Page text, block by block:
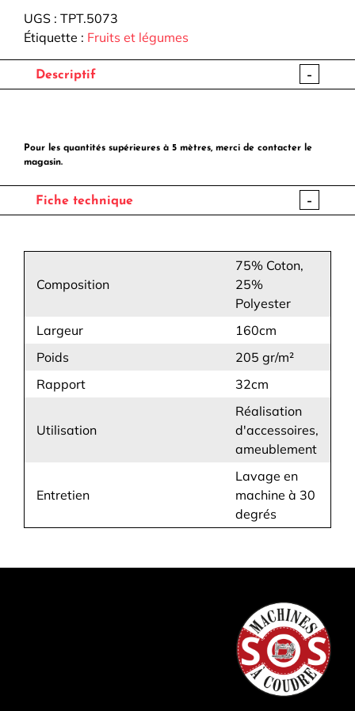
-
Tomates
cerises
UGS : TPT.5073
Étiquette : Fruits et légumes
Descriptif -
Pour les quantités supérieures à 5 mètres, merci de contacter le
magasin.
Fiche technique -
Composition
75% Coton,
25%
Polyester
Largeur
160cm
Poids
205 gr/m²
Rapport
32cm
Utilisation
Réalisation
d'accessoires,
ameublement
Entretien
Lavage en
machine à 30
degrés